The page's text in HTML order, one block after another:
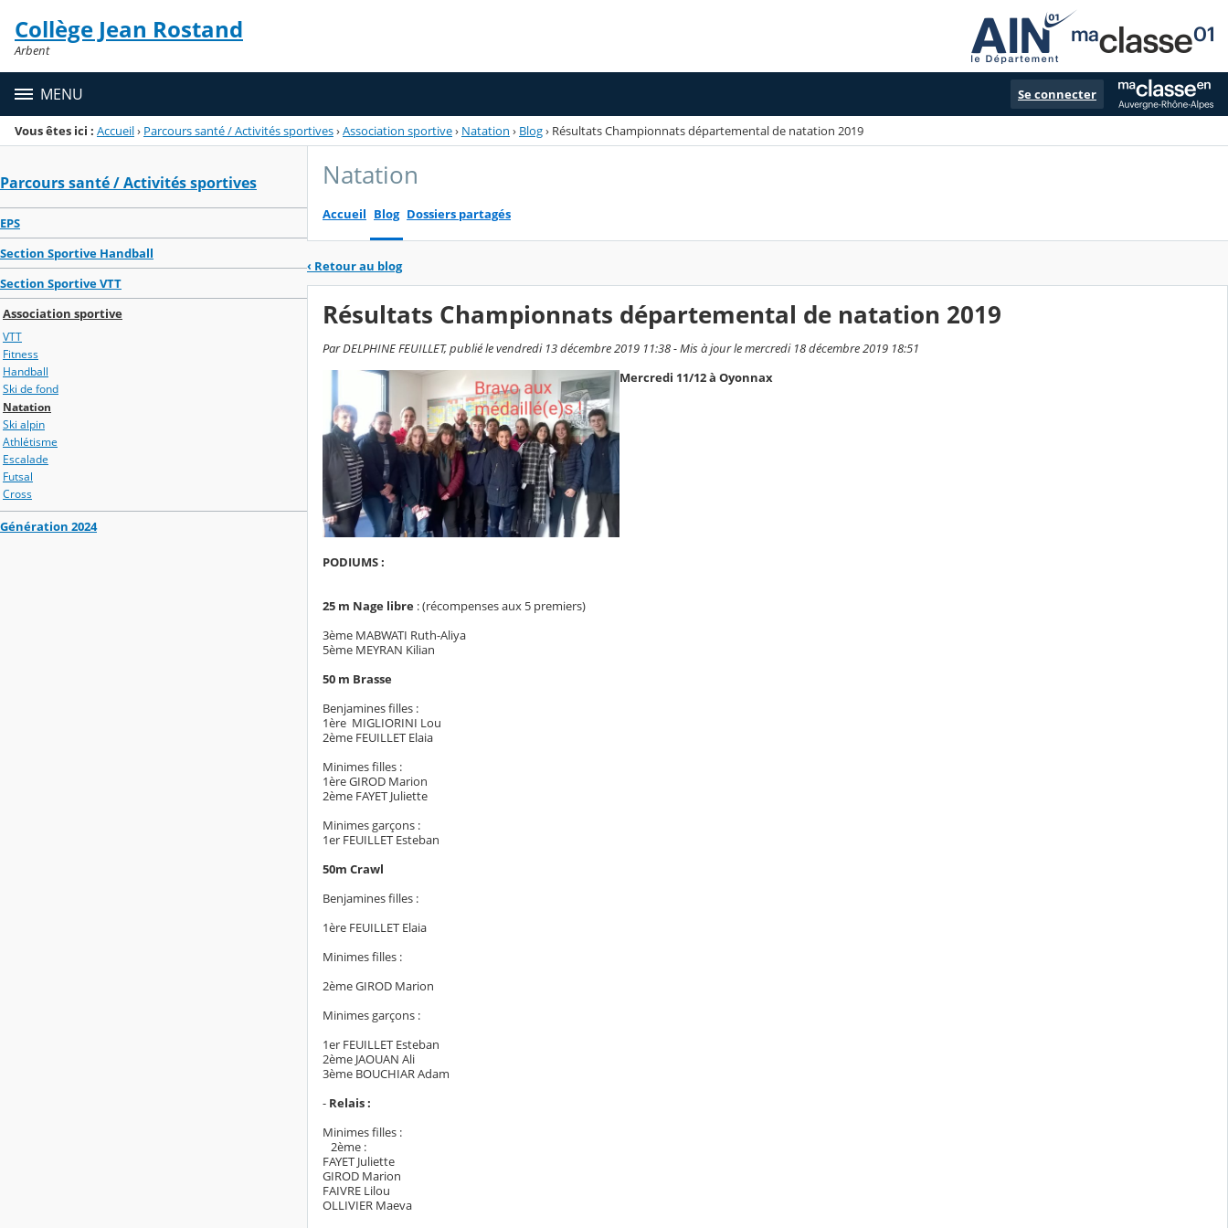
Menu de la rubrique
Contenu
Collège Jean Rostand
Arbent
MENU Se connecter
Vous êtes ici : Accueil› Parcours santé / Activités sportives›Association sportive› Natation › Blog› Résultats Championnats départemental de natation 2019
Parcours santé / Activités sportives
EPS
Section Sportive Handball
Section Sportive VTT
Association sportive
VTT
Fitness
Handball
Ski de fond
Natation
Ski alpin
Athlétisme
Escalade
Futsal
Cross
Génération 2024
Natation
Accueil Blog Dossiers partagés
‹ Retour au blog
Résultats Championnats départemental de natation 2019
Par DELPHINE FEUILLET, publié le vendredi 13 décembre 2019 11:38 - Mis à jour le mercredi 18 décembre 2019 18:51
Mercredi 11/12 à Oyonnax
PODIUMS :
25 m Nage libre : (récompenses aux 5 premiers)
3ème MABWATI Ruth-Aliya
5ème MEYRAN Kilian
50 m Brasse
Benjamines filles :
1ère MIGLIORINI Lou
2ème FEUILLET Elaia
Minimes filles :
1ère GIROD Marion
2ème FAYET Juliette
Minimes garçons :
1er FEUILLET Esteban
50m Crawl
Benjamines filles :
1ère FEUILLET Elaia
Minimes filles :
2ème GIROD Marion
Minimes garçons :
1er FEUILLET Esteban
2ème JAOUAN Ali
3ème BOUCHIAR Adam
- Relais :
Minimes filles :
2ème :
FAYET Juliette
GIROD Marion
FAIVRE Lilou
OLLIVIER Maeva